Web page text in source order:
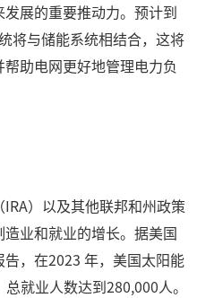
展的重要推动力。预计到
将与储能系统相结合，这将
助电网更好地管理电力负
）以及其他联邦和州政策
业和就业的增长。据美国
，在2023 年，美国太阳能
就业人数达到280,000人。